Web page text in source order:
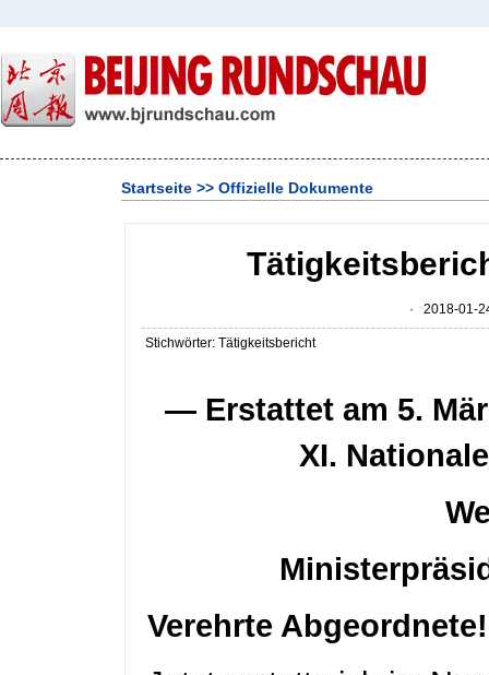
Startseite >> Offizielle Dokumente
· 2018-01-
Stichwörter: Tätigkeitsbericht
— Erstattet am 5.
XI.
Verehrte Abgeordnete!